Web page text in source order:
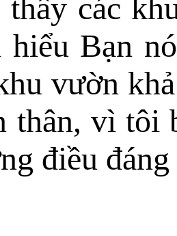
các
hiểu Bạn
vườn
thân, vì tôi
điều